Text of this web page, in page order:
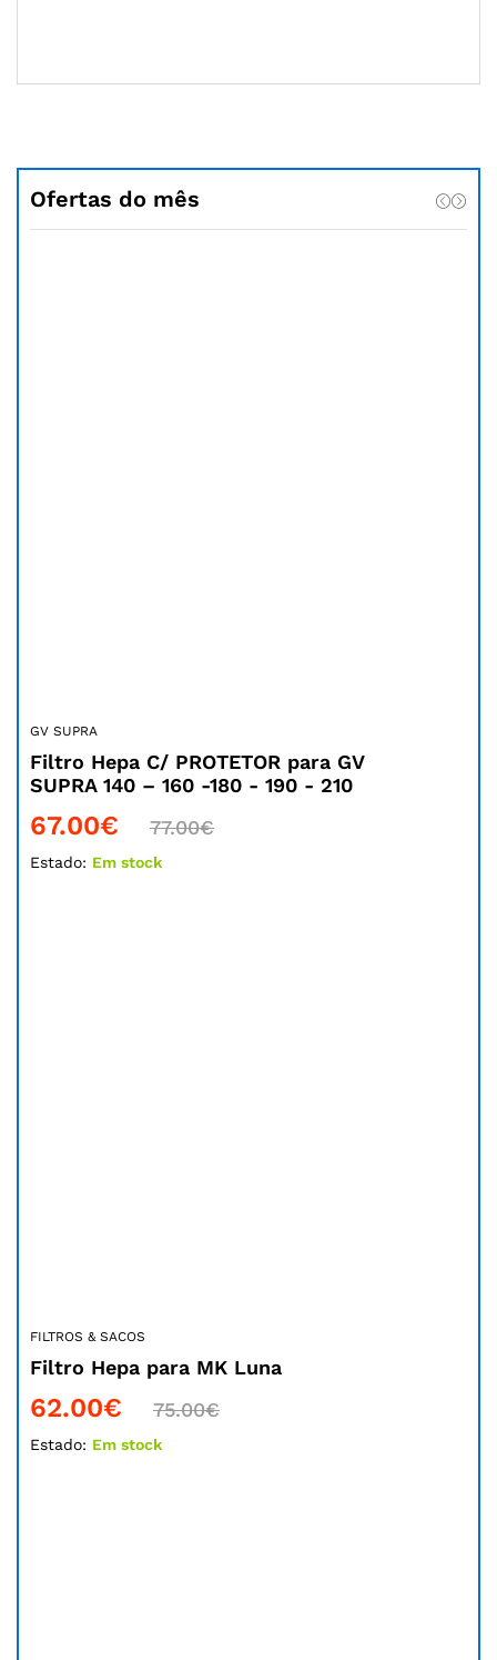
Ofertas do mês
GV SUPRA
Filtro Hepa C/ PROTETOR para GV
SUPRA 140 – 160 -180 - 190 - 210
67.00€ 77.00€
Estado: Em stock
FILTROS & SACOS
Filtro Hepa para MK Luna
62.00€ 75.00€
Estado: Em stock